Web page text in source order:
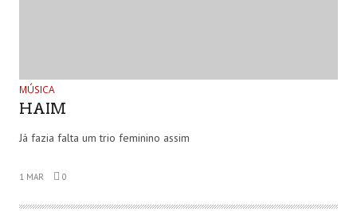
MÚSICA
HAIM
Já fazia falta um trio feminino assim
1 MAR 0